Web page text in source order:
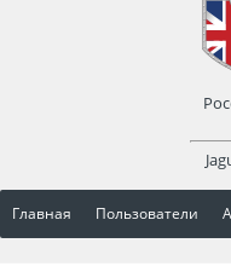
Главная Пользователи